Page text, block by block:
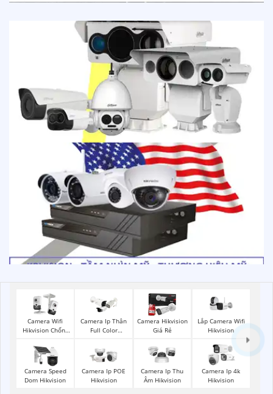
Camera Wifi
Hikvision Chống
Camera Ip Thân
Full Color
Camera Hikvision
Giá Rẻ
Lắp Camera Wifi
Hikvision
Camera Speed
Dom Hikvision
Camera Ip POE
Hikvision
Camera Ip Thu
Âm Hikvision
Camera Ip 4k
Hikvision